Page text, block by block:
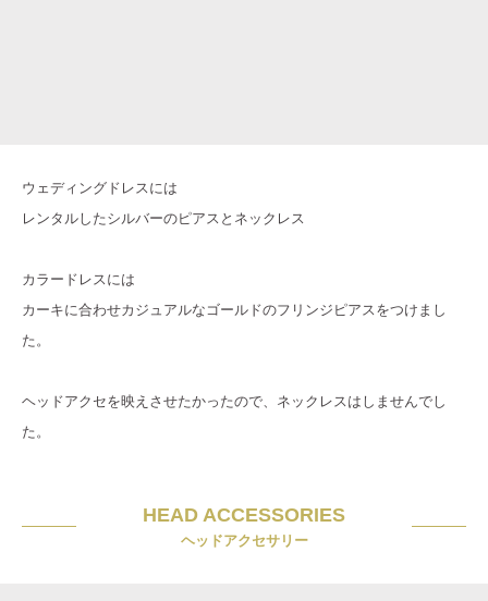
ウェディングドレスには
レンタルしたシルバーのピアスとネックレス
カラードレスには
カーキに合わせカジュアルなゴールドのフリンジピアスをつけまし
た。
ヘッドアクセを映えさせたかったので、ネックレスはしませんでし
た。
HEAD ACCESSORIES
ヘッドアクセサリー